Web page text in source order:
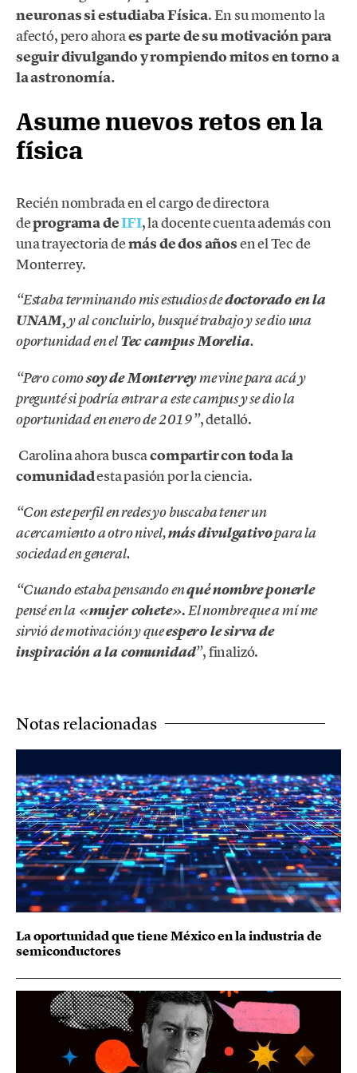
neuronas si estudiaba Física. En su momento la
afectó, pero ahoraes parte de su motivación para
seguir divulgando y rompiendo mitos en torno a
la astronomía.
Asume nuevos retos en la
física
Recién nombrada en el cargo de directora
deprograma deIFI, la docente cuenta además con
una trayectoria demás de dos añosen el Tec de
Monterrey.
“Estaba terminando mis estudios dedoctorado en la
UNAM,y al concluirlo, busqué trabajo y se dio una
oportunidad en elTec campus Morelia.
“Pero comosoy de Monterreyme vine para acá y
pregunté si podría entrar a este campus y se dio la
oportunidad en enero de 2019”, detalló.
Carolina ahora buscacompartir con toda la
comunidadesta pasión por la ciencia.
“Con este perfil en redes yo buscaba tener un
acercamiento a otro nivel,más divulgativopara la
sociedad en general.
“Cuando estaba pensando enqué nombre ponerle
pensé en la «mujer cohete».El nombre que a mí me
sirvió de motivación y queespero le sirva de
inspiración a la comunidad”, finalizó.
Notas relacionadas
La oportunidad que tiene México en la industria de
semiconductores